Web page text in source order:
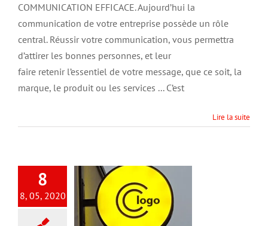
?
COMMUNICATION EFFICACE. Aujourd’hui la
communication de votre entreprise possède un rôle
central. Réussir votre communication, vous permettra
d’attirer les bonnes personnes, et leur
faire retenir l’essentiel de votre message, que ce soit, la
marque, le produit ou les services ... C’est
Lire la suite
8
8, 05, 2020